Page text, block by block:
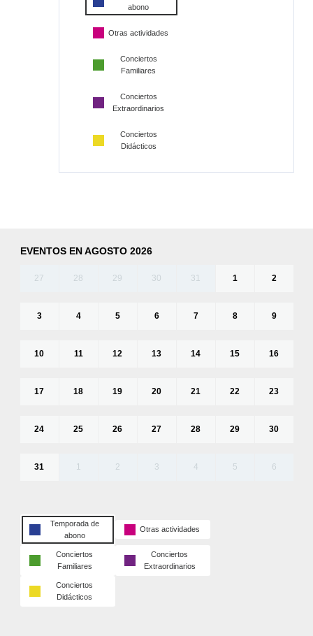
abono
Otras actividades
Conciertos
Familiares
Conciertos
Extraordinarios
Conciertos
Didácticos
EVENTOS EN AGOSTO 2026
27 28 29 30 31 1 2
3 4 5 6 7 8 9
10 11 12 13 14 15 16
17 18 19 20 21 22 23
24 25 26 27 28 29 30
31 1 2 3 4 5 6
Temporada de
abono
Otras actividades
Conciertos
Familiares
Conciertos
Extraordinarios
Conciertos
Didácticos